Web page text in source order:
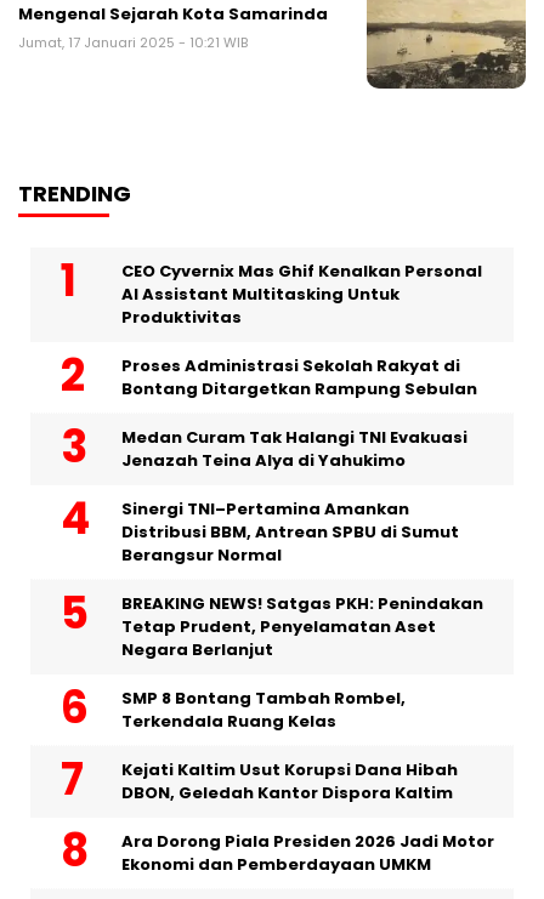
Mengenal Sejarah Kota Samarinda
Jumat, 17 Januari 2025 - 10:21 WIB
TRENDING
CEO Cyvernix Mas Ghif Kenalkan Personal
AI Assistant Multitasking Untuk
Produktivitas
Proses Administrasi Sekolah Rakyat di
Bontang Ditargetkan Rampung Sebulan
Medan Curam Tak Halangi TNI Evakuasi
Jenazah Teina Alya di Yahukimo
Sinergi TNI–Pertamina Amankan
Distribusi BBM, Antrean SPBU di Sumut
Berangsur Normal
BREAKING NEWS! Satgas PKH: Penindakan
Tetap Prudent, Penyelamatan Aset
Negara Berlanjut
SMP 8 Bontang Tambah Rombel,
Terkendala Ruang Kelas
Kejati Kaltim Usut Korupsi Dana Hibah
DBON, Geledah Kantor Dispora Kaltim
Ara Dorong Piala Presiden 2026 Jadi Motor
Ekonomi dan Pemberdayaan UMKM